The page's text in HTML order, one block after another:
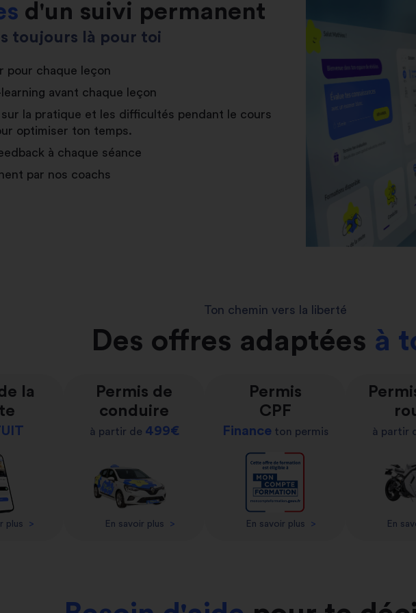
d'un suivi permanent
toujours là pour toi
pour chaque leçon
avant chaque leçon
la pratique et les difficultés pendant le cours
optimiser ton temps.
à chaque séance
par nos coachs
Ton chemin vers la liberté
Des offres adaptées à
la
plus >
Permis de
conduire
à partir de 499€
En savoir plus >
Permis
CPF
Financeton permis
En savoir plus >
à partir
En